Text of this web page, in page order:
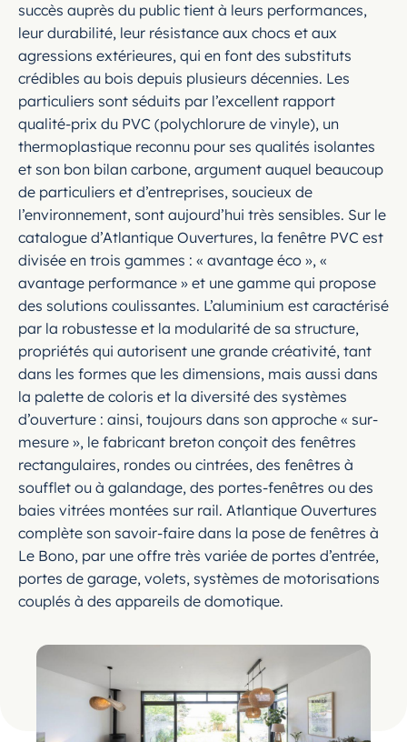
succès auprès du public tient à leurs performances,
leur durabilité, leur résistance aux chocs et aux
agressions extérieures, qui en font des substituts
crédibles au bois depuis plusieurs décennies. Les
particuliers sont séduits par l’excellent rapport
qualité-prix du PVC (polychlorure de vinyle), un
thermoplastique reconnu pour ses qualités isolantes
et son bon bilan carbone, argument auquel beaucoup
de particuliers et d’entreprises, soucieux de
l’environnement, sont aujourd’hui très sensibles. Sur le
catalogue d’Atlantique Ouvertures, la fenêtre PVC est
divisée en trois gammes : « avantage éco », «
avantage performance » et une gamme qui propose
des solutions coulissantes. L’aluminium est caractérisé
par la robustesse et la modularité de sa structure,
propriétés qui autorisent une grande créativité, tant
dans les formes que les dimensions, mais aussi dans
la palette de coloris et la diversité des systèmes
d’ouverture : ainsi, toujours dans son approche « sur-
mesure », le fabricant breton conçoit des fenêtres
rectangulaires, rondes ou cintrées, des fenêtres à
soufflet ou à galandage, des portes-fenêtres ou des
baies vitrées montées sur rail. Atlantique Ouvertures
complète son savoir-faire dans la pose de fenêtres à
Le Bono, par une offre très variée de portes d’entrée,
portes de garage, volets, systèmes de motorisations
couplés à des appareils de domotique.